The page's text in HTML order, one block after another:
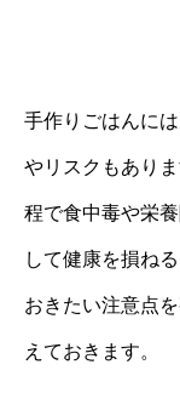
手作りごはんに
やリスクもあり
程で食中毒や栄
して健康を損ね
おきたい注意点
えておきます。